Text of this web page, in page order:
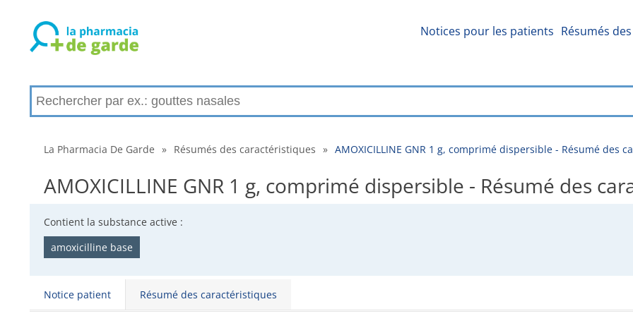
Notices pour les patients Résumés
La Pharmacia De Garde » Résumés des caractéristiques » AMOXICILLINE GNR 1 g, comprimé dispersible - Résumé des
AMOXICILLINE GNR 1 g, comprimé dispersible - Résumé des
Contient la substance active :
amoxicilline base
Notice patient Résumé des caractéristiques